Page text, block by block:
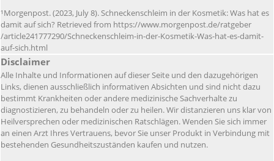
¹Morgenpost. (2023, July 8). Schneckenschleim in der Kosmetik: Was hat es
damit auf sich? Retrieved from https://www.morgenpost.de/ratgeber
/article241777290/Schneckenschleim-in-der-Kosmetik-Was-hat-es-damit-
auf-sich.html
Disclaimer
Alle Inhalte und Informationen auf dieser Seite und den dazugehörigen
Links, dienen ausschließlich informativen Absichten und sind nicht dazu
bestimmt Krankheiten oder andere medizinische Sachverhalte zu
diagnostizieren, zu behandeln oder zu heilen. Wir distanzieren uns klar von
Heilversprechen oder medizinischen Ratschlägen. Wenden Sie sich immer
an einen Arzt Ihres Vertrauens, bevor Sie unser Produkt in Verbindung mit
bestehenden Gesundheitszuständen kaufen und nutzen.